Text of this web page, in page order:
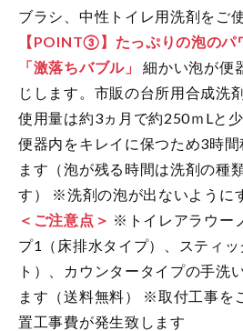
ブラシ、中性トイレ用洗剤をご
【POINT③】たっぷりの泡のパ
「激落ちバブル」
細かい泡が便
じします。市販の台所用合成洗
使用量は約3ヵ月で約250ｍLと少
便器内をキレイに保つため3時間
ます（泡が残る時間は洗剤の種
す）
※洗剤の泡が出ないように
＜ご注意点＞ ※トイレアラウー
プ1（床排水タイプ）、スティ
ト）、カウンタータイプの手洗
ます（送料無料）
※取付工事を
置工事費が発生致します